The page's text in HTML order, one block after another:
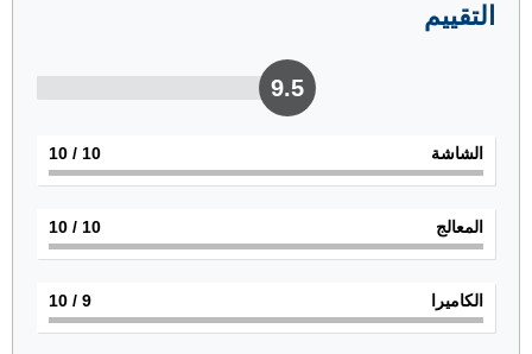
التقييم
9.5
الشاشة 10
/ 10
المعالج 10
/ 10
الكاميرا 9
/ 10